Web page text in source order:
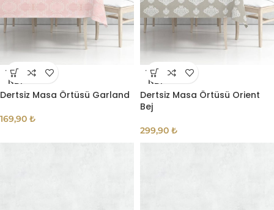
TÜKE
NDI
Dertsiz Masa Örtüsü Garland
169,90 ₺
TÜKE
NDI
Dertsiz Masa Örtüsü Orient
Bej
299,90 ₺